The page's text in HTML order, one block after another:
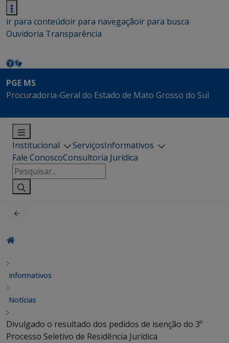
ir para conteúdoir para navegaçãoir para busca
Ouvidoria Transparência
PGE MS
Procuradoria-Geral do Estado de Mato Grosso do Sul
Institucional ServiçosInformativos
Fale ConoscoConsultoria Jurídica
Pesquisar
por:
Informativos
Notícias
Divulgado o resultado dos pedidos de isenção do 3º
Processo Seletivo de Residência Jurídica